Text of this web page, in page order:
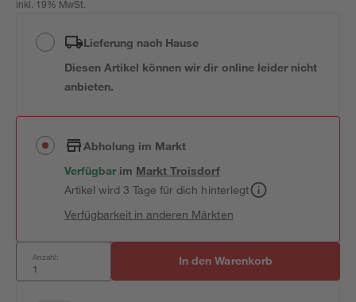
inkl. 19% MwSt.
Lieferung nach Hause
Diesen Artikel können wir dir online leider nicht
anbieten.
Abholung im Markt
Verfügbar im MarktTroisdorf
Artikel wird 3 Tage für dich hinterlegt
Verfügbarkeit in anderen Märkten
Anzahl: In den Warenkorb